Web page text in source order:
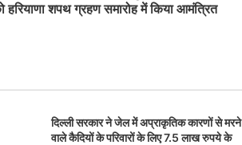
हरियाणा शपथ ग्रहण समारोह में किया आमंत्रित
दिल्ली सरकार ने जेल में अप्राकृतिक कारणों से मरने
वाले कैदियों के परिवारों के लिए 7.5 लाख रुपये के